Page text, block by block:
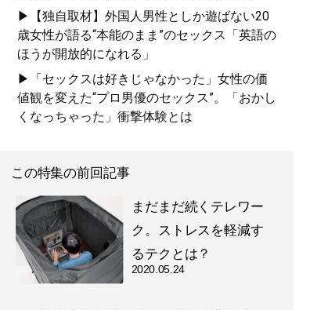
▶【独自取材】外国人男性としか遊ばない20
歳女性が語る“本能のまま”のセックス「英語の
ほうが開放的になれる」
▶「セックスは好きじゃなかった」女性の価
値観を変えた“プロ男優のセックス”。「おかし
くなっちゃった」衝撃体験とは
この特集の前回記事
まだまだ続くテレワー
ク。ストレスを軽減す
るテクとは？
2020.05.24